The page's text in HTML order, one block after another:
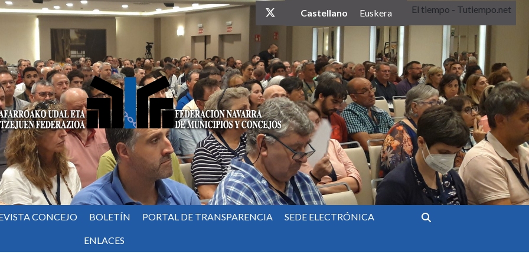
twitter
Castellano Euskera El tiempo - Tutiempo.net
CONCEJO BOLETÍN PORTAL DE TRANSPARENCIA SEDE ELECTRÓNICA
ENLACES